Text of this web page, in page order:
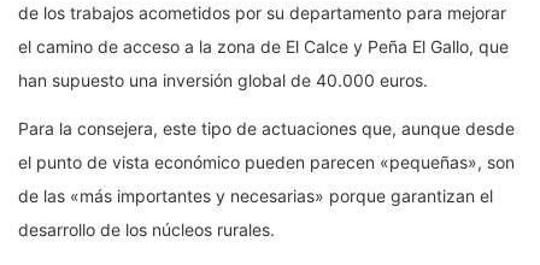
de los trabajos acometidos por su departamento para mejorar
el camino de acceso a la zona de El Calce y Peña El Gallo, que
han supuesto una inversión global de 40.000 euros.
Para la consejera, este tipo de actuaciones que, aunque desde
el punto de vista económico pueden parecen «pequeñas», son
de las «más importantes y necesarias» porque garantizan el
desarrollo de los núcleos rurales.